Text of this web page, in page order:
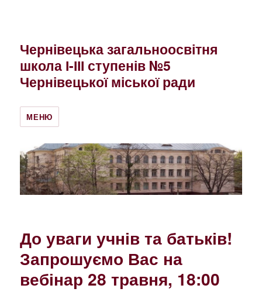
Чернівецька загальноосвітня
школа І-ІІІ ступенів №5
Чернівецької міської ради
МЕНЮ
До уваги учнів та батьків!
Запрошуємо Вас на
вебінар 28 травня, 18:00